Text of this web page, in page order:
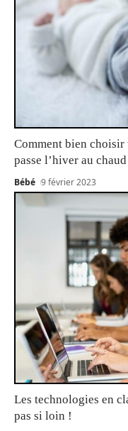
Comment bien choisir
passe l’hiver au chaud
Bébé 9 février 2023
Les technologies en
pas si loin !